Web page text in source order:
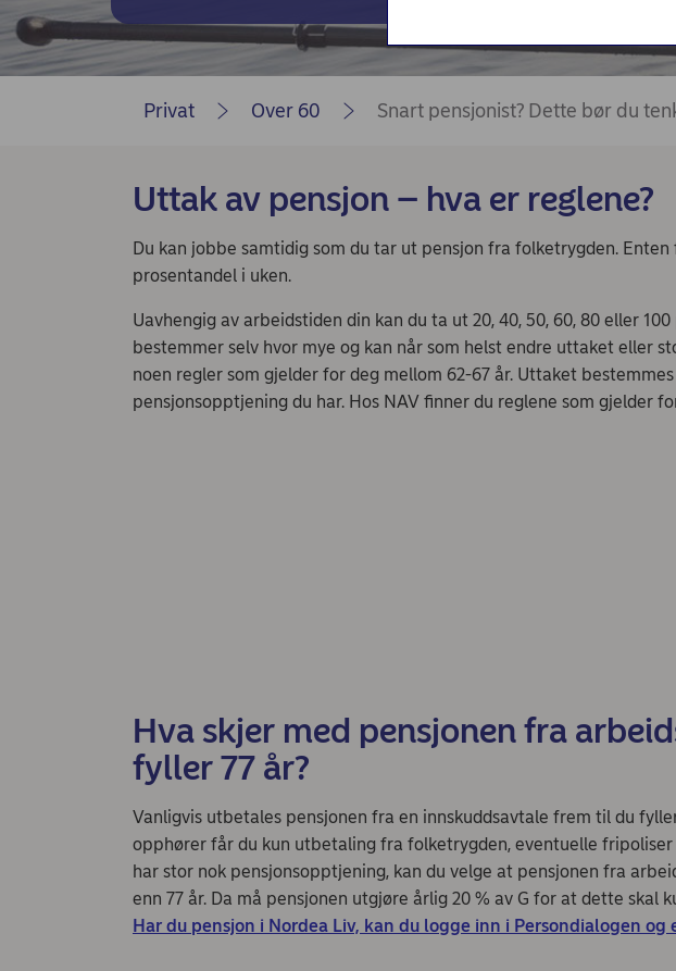
Persondialogen - Nordea Liv
Privat Over 60 Snart pensjonist? Dette bør du
Uttak av pensjon – hva er reglene?
Du kan jobbe samtidig som du tar ut pensjon fra folketrygden.
prosentandel i uken.
Uavhengig av arbeidstiden din kan du ta ut 20, 40, 50, 60, 80 eller
bestemmer selv hvor mye og kan når som helst endre uttaket eller
noen regler som gjelder for deg mellom 62-67 år. Uttaket
pensjonsopptjening du har. Hos NAV finner du reglene som gjelder
Hva skjer med pensjonen fra
fyller 77 år?
Vanligvis utbetales pensjonen fra en innskuddsavtale frem til du
opphører får du kun utbetaling fra folketrygden, eventuelle fripoliser
har stor nok pensjonsopptjening, kan du velge at pensjonen fra
enn 77 år. Da må pensjonen utgjøre årlig 20 % av G for at dette skal
Har du pensjon i Nordea Liv, kan du logge inn i Persondialogen og